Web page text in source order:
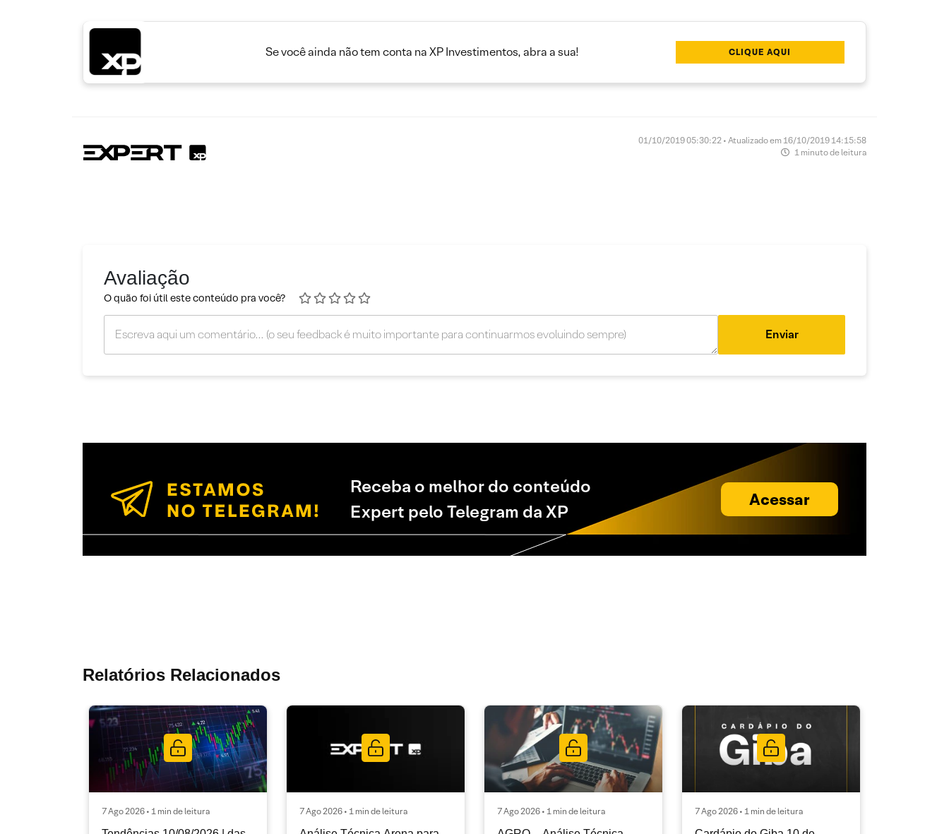
Se você ainda não tem conta na XP Investimentos, abra a sua! CLIQUE AQUI
01/10/2019 05:30:22 • Atualizado em 16/10/2019 14:15:58
1 minuto de leitura
Avaliação
O quão foi útil este conteúdo pra você?
Enviar
Receba o melhor do conteúdo
Expert pelo Telegram da XP
Acessar
Relatórios Relacionados
7 Ago 2026 • 1 min de leitura 7 Ago 2026 • 1 min de leitura 7 Ago 2026 • 1 min de leitura 7 Ago 2026 • 1 min de leitura